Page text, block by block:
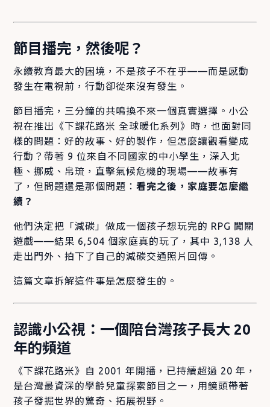
節目播完，然後呢？
永續教育最大的困境，不是孩子不在乎——而是感動
發生在電視前，行動卻從來沒有發生。
節目播完，三分鐘的共鳴換不來一個真實選擇。小公
視在推出《下課花路米 全球暖化系列》時，也面對同
樣的問題：好的故事、好的製作，但怎麼讓觀看變成
行動？帶著 9 位來自不同國家的中小學生，深入北
極、挪威、帛琉，直擊氣候危機的現場——故事有
了，但問題還是那個問題：看完之後，家庭要怎麼繼
續？
他們決定把「減碳」做成一個孩子想玩完的 RPG 闖關
遊戲——結果 6,504 個家庭真的玩了，其中 3,138 人
走出門外、拍下了自己的減碳交通照片回傳。
這篇文章拆解這件事是怎麼發生的。
認識小公視：一個陪台灣孩子長大 20
年的頻道
《下課花路米》自 2001 年開播，已持續超過 20 年，
是台灣最資深的學齡兒童探索節目之一，用鏡頭帶著
孩子發掘世界的驚奇、拓展視野。